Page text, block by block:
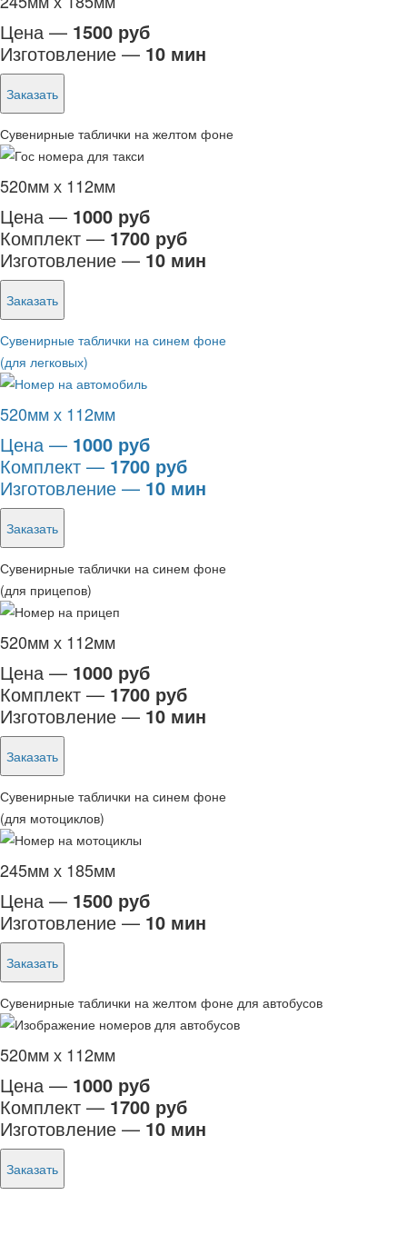
Цена — 1500 руб
Изготовление — 10 мин
Заказать
Сувенирные таблички на желтом фоне
520мм х 112мм
Цена — 1000 руб
Комплект — 1700 руб
Изготовление — 10 мин
Заказать
Сувенирные таблички на синем фоне
(для легковых)
520мм х 112мм
Цена — 1000 руб
Комплект — 1700 руб
Изготовление — 10 мин
Заказать
Сувенирные таблички на синем фоне
(для прицепов)
520мм х 112мм
Цена — 1000 руб
Комплект — 1700 руб
Изготовление — 10 мин
Заказать
Сувенирные таблички на синем фоне
(для мотоциклов)
245мм х 185мм
Цена — 1500 руб
Изготовление — 10 мин
Заказать
Сувенирные таблички на желтом фоне для автобусов
520мм х 112мм
Цена — 1000 руб
Комплект — 1700 руб
Изготовление — 10 мин
Заказать